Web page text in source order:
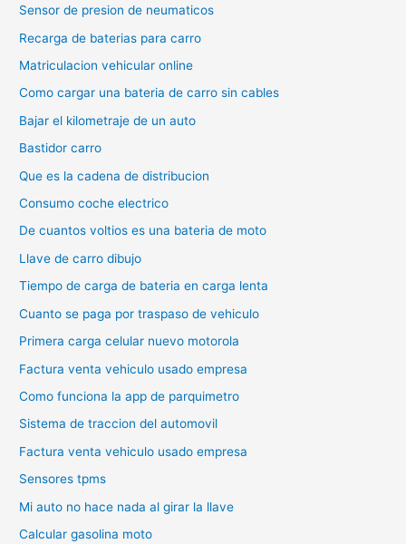
Sensor de presion de neumaticos
Recarga de baterias para carro
Matriculacion vehicular online
Como cargar una bateria de carro sin cables
Bajar el kilometraje de un auto
Bastidor carro
Que es la cadena de distribucion
Consumo coche electrico
De cuantos voltios es una bateria de moto
Llave de carro dibujo
Tiempo de carga de bateria en carga lenta
Cuanto se paga por traspaso de vehiculo
Primera carga celular nuevo motorola
Factura venta vehiculo usado empresa
Como funciona la app de parquimetro
Sistema de traccion del automovil
Factura venta vehiculo usado empresa
Sensores tpms
Mi auto no hace nada al girar la llave
Calcular gasolina moto